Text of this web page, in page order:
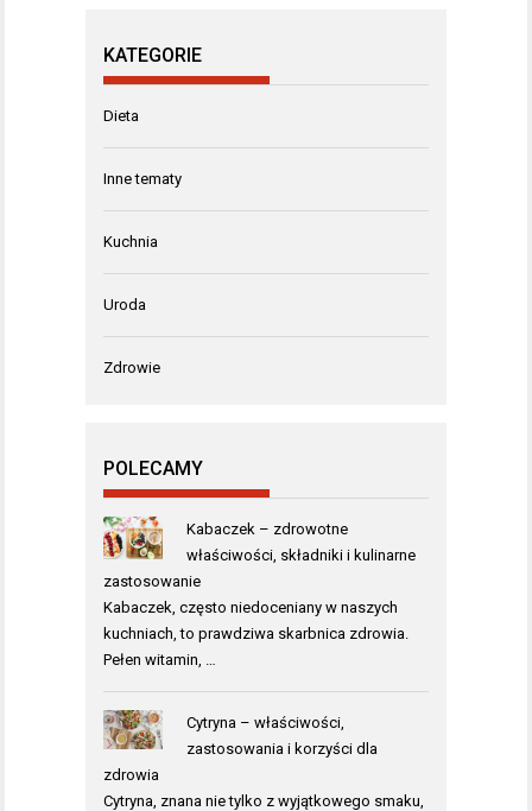
KATEGORIE
Dieta
Inne tematy
Kuchnia
Uroda
Zdrowie
POLECAMY
Kabaczek – zdrowotne
właściwości, składniki i kulinarne
zastosowanie
Kabaczek, często niedoceniany w naszych
kuchniach, to prawdziwa skarbnica zdrowia.
Pełen witamin, …
Cytryna – właściwości,
zastosowania i korzyści dla
zdrowia
Cytryna, znana nie tylko z wyjątkowego smaku,